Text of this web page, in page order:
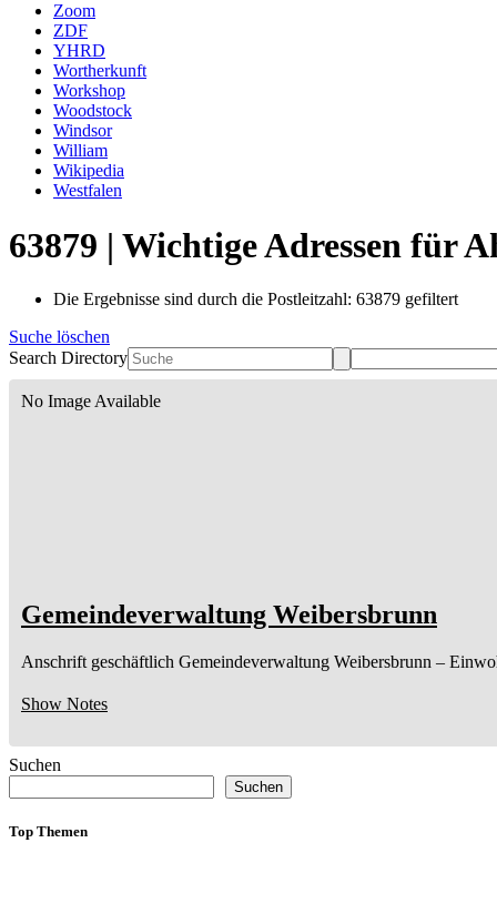
Zoom
ZDF
YHRD
Wortherkunft
Workshop
Woodstock
Windsor
William
Wikipedia
Westfalen
63879 | Wichtige Adressen für
Die Ergebnisse sind durch die Postleitzahl: 63879 gefiltert
Suche löschen
Search Directory
No Image Available
Gemeindeverwaltung Weibersbrunn
Anschrift geschäftlich Gemeindeverwaltung Weibersbrunn –
Show Notes
Suchen
Suchen
Top Themen